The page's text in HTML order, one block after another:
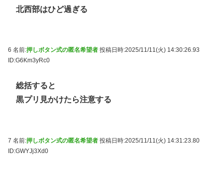
北西部はひど過ぎる
6 名前:押しボタン式の匿名希望者 投稿日時:2025/11/11(火) 14:30:26.93
ID:G6Km3yRc0
総括すると
黒プリ見かけたら注意する
7 名前:押しボタン式の匿名希望者 投稿日時:2025/11/11(火) 14:31:23.80
ID:GWYJj3Xd0